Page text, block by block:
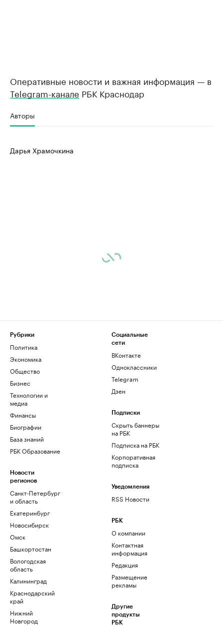
Оперативные новости и важная информация — в
Telegram-канале РБК Краснодар
Авторы
Дарья Храмочкина
Рубрики
Политика
Экономика
Общество
Бизнес
Технологии и
медиа
Финансы
Биографии
База знаний
РБК Образование
Новости
регионов
Санкт-Петербург
и область
Екатеринбург
Новосибирск
Омск
Башкортостан
Вологодская
область
Калининград
Краснодарский
край
Нижний
Новгород
Социальные
сети
ВКонтакте
Одноклассники
Telegram
Дзен
Подписки
Скрыть баннеры
на РБК
Подписка на РБК
Корпоративная
подписка
Уведомления
RSS Новости
РБК
О компании
Контактная
информация
Редакция
Размещение
рекламы
Другие
продукты
РБК